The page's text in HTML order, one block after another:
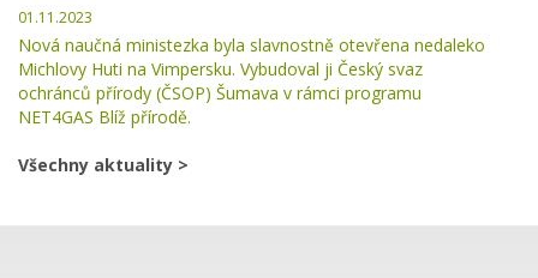
01.11.2023
Nová naučná ministezka byla slavnostně otevřena nedaleko
Michlovy Huti na Vimpersku. Vybudoval ji Český svaz
ochránců přírody (ČSOP) Šumava v rámci programu
NET4GAS Blíž přírodě.
Všechny aktuality >